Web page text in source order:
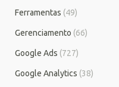
Ferramentas (49)
Gerenciamento (66)
Google Ads (727)
Google Analytics (38)